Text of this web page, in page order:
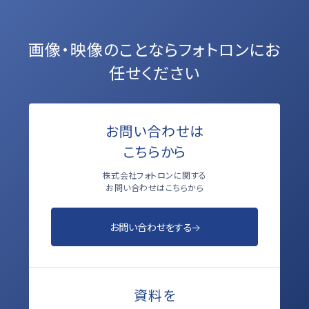
画像・映像のことならフォトロンにお
任せください
お問い合わせは
こちらから
株式会社フォトロンに関する
お問い合わせはこちらから
お問い合わせをする
資料を